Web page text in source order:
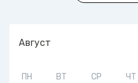
Август
ПН ВТ СР ЧТ